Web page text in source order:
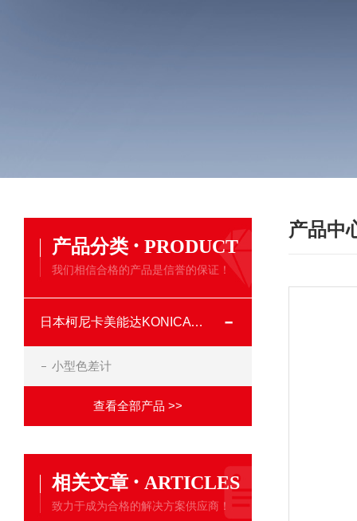
产品分类 · PRODUCT
我们相信合格的产品是信誉的保证！
日本柯尼卡美能达KONICA MINOLTA
小型色差计
查看全部产品 >>
相关文章 · ARTICLES
致力于成为合格的解决方案供应商！
产品中